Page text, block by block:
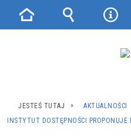
JESTEŚ TUTAJ AKTUALNOŚCI
INSTYTUT DOSTĘPNOŚCI
Strona